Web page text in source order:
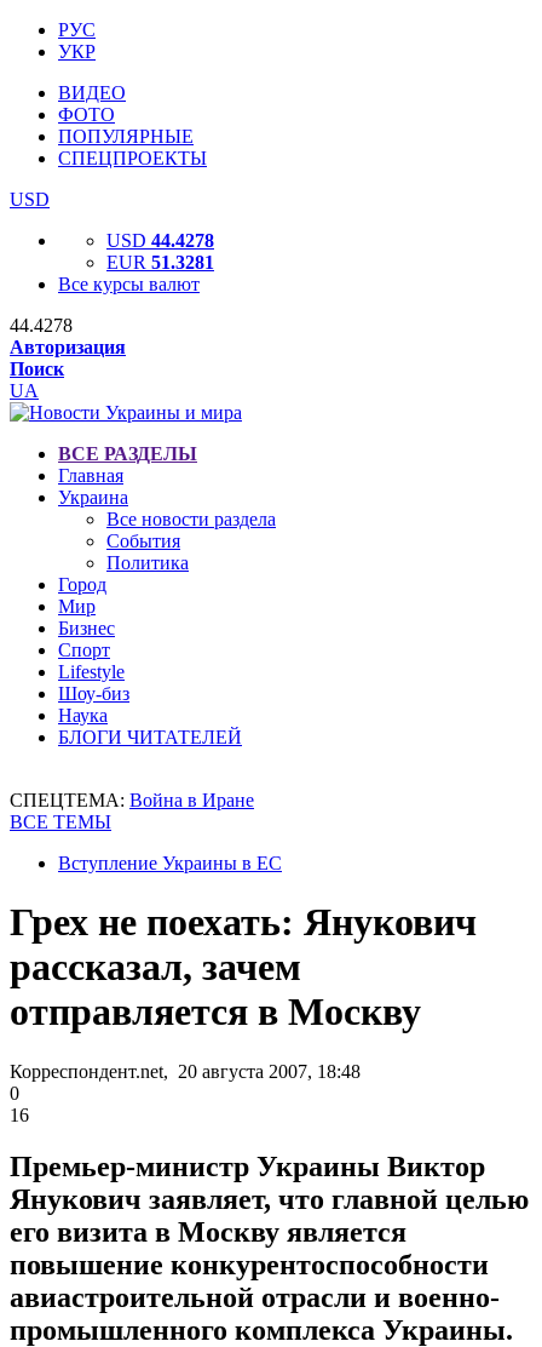
РУС
УКР
ВИДЕО
ФОТО
ПОПУЛЯРНЫЕ
СПЕЦПРОЕКТЫ
USD
USD 44.4278
EUR 51.3281
Все курсы валют
44.4278
Авторизация
Поиск
UA
ВСЕ РАЗДЕЛЫ
Главная
Украина
Все новости раздела
События
Политика
Город
Мир
Бизнес
Спорт
Lifestyle
Шоу-биз
Наука
БЛОГИ ЧИТАТЕЛЕЙ
СПЕЦТЕМА: Война в Иране
ВСЕ ТЕМЫ
Вступление Украины в ЕС
Грех не поехать: Янукович
рассказал, зачем
отправляется в Москву
Корреспондент.net, 20 августа 2007, 18:48
0
16
Премьер-министр Украины Виктор
Янукович заявляет, что главной целью
его визита в Москву является
повышение конкурентоспособности
авиастроительной отрасли и военно-
промышленного комплекса Украины.